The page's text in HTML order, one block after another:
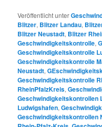
Veröffentlicht unter
Blitzer, Blitzer Landau,
Blitzer Neustadt, Blitzer
Geschwindigkeitskontrolle,
Geschwindigkeitskontrolle
Geschwindigkeitskontrolle
Neustadt,
Geschwindigkeitskontrolle
RheinPfalzKreis,
Geschwindigkeitskontrollen
Ludwigshafen,
Geschwindigkeitskontrollen